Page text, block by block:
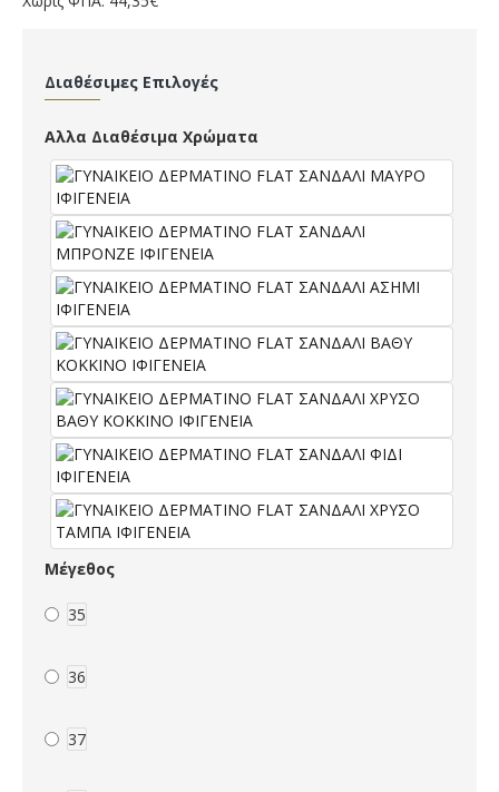
Διαθέσιμες Επιλογές
Αλλα Διαθέσιμα Χρώματα
Μέγεθος
35
36
37